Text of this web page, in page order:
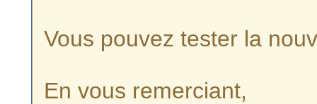
Vous pouvez tester la
En vous remerciant,